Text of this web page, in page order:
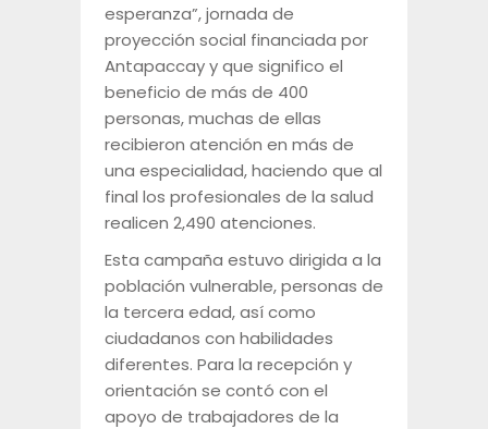
esperanza”, jornada de
proyección social financiada por
Antapaccay y que significo el
beneficio de más de 400
personas, muchas de ellas
recibieron atención en más de
una especialidad, haciendo que al
final los profesionales de la salud
realicen 2,490 atenciones.
Esta campaña estuvo dirigida a la
población vulnerable, personas de
la tercera edad, así como
ciudadanos con habilidades
diferentes. Para la recepción y
orientación se contó con el
apoyo de trabajadores de la